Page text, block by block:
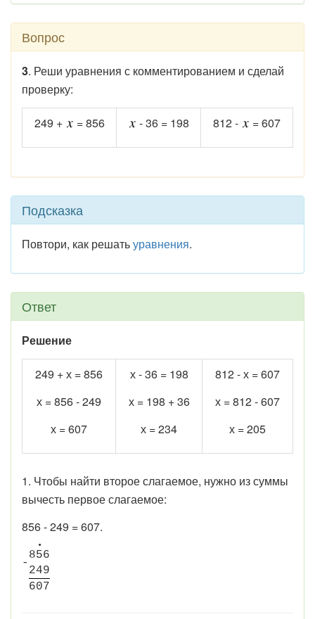
Вопрос
3. Реши уравнения с комментированием и сделай
проверку:
249 + = 856 - 36 = 198 812 - = 607
Подсказка
Повтори, как решатьуравнения.
Ответ
Решение
249 + х = 856
х = 856 - 249
х = 607
х - 36 = 198
х = 198 + 36
х = 234
812 - х = 607
х = 812 - 607
х = 205
1. Чтобы найти второе слагаемое, нужно из суммы
вычесть первое слагаемое:
856 - 249 = 607.
•
-
856
249
607